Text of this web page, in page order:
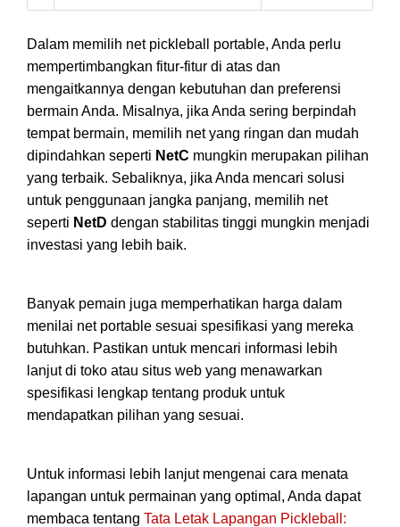
Dalam memilih net pickleball portable, Anda perlu
mempertimbangkan fitur-fitur di atas dan
mengaitkannya dengan kebutuhan dan preferensi
bermain Anda. Misalnya, jika Anda sering berpindah
tempat bermain, memilih net yang ringan dan mudah
dipindahkan seperti NetC mungkin merupakan pilihan
yang terbaik. Sebaliknya, jika Anda mencari solusi
untuk penggunaan jangka panjang, memilih net
seperti NetD dengan stabilitas tinggi mungkin menjadi
investasi yang lebih baik.
Banyak pemain juga memperhatikan harga dalam
menilai net portable sesuai spesifikasi yang mereka
butuhkan. Pastikan untuk mencari informasi lebih
lanjut di toko atau situs web yang menawarkan
spesifikasi lengkap tentang produk untuk
mendapatkan pilihan yang sesuai.
Untuk informasi lebih lanjut mengenai cara menata
lapangan untuk permainan yang optimal, Anda dapat
membaca tentang Tata Letak Lapangan Pickleball: